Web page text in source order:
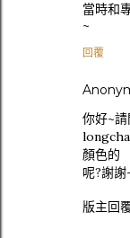
當時和
~
回覆
你好~
顏色的
呢?謝謝
版主回